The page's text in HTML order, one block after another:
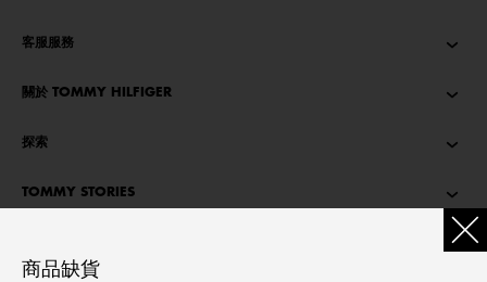
商品缺貨
客服服務
關於 TOMMY HILFIGER
探索
TOMMY STORIES